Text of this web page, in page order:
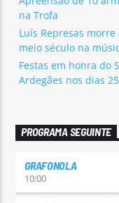
na Trofa
Luís Represas
meio século na
Festas em honra do
Ardegães nos dias
PROGRAMA SEGUINTE
GRAFONOLA
10:00